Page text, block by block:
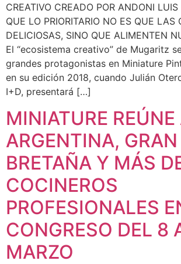
CREATIVO CREADO POR ANDONI
QUE LO PRIORITARIO NO ES QUE LAS
DELICIOSAS, SINO QUE ALIMENTEN
El “ecosistema creativo” de Mugaritz
grandes protagonistas en Miniature
en su edición 2018, cuando Julián
I+D, presentará […]
MINIATURE REÚNE
ARGENTINA, GRAN
BRETAÑA Y MÁS
COCINEROS
PROFESIONALES
CONGRESO DEL 8
MARZO